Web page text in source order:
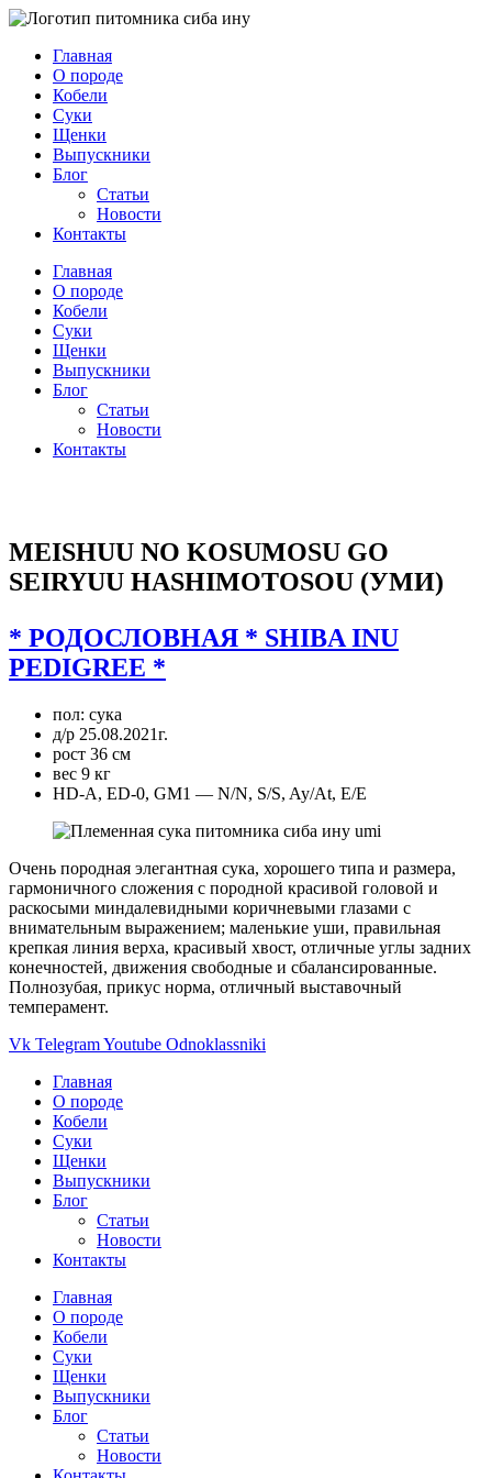
Главная
О породе
Кобели
Суки
Щенки
Выпускники
Блог
Статьи
Новости
Контакты
Главная
О породе
Кобели
Суки
Щенки
Выпускники
Блог
Статьи
Новости
Контакты
MEISHUU NO KOSUMOSU GO
SEIRYUU HASHIMOTOSOU (УМИ)
* РОДОСЛОВНАЯ * SHIBA INU
PEDIGREE *
пол: сука
д/р 25.08.2021г.
рост 36 см
вес 9 кг
HD-A, ED-0, GM1 — N/N, S/S, Ay/At, E/E
Очень породная элегантная сука, хорошего типа и размера,
гармоничного сложения с породной красивой головой и
раскосыми миндалевидными коричневыми глазами с
внимательным выражением; маленькие уши, правильная
крепкая линия верха, красивый хвост, отличные углы задних
конечностей, движения свободные и сбалансированные.
Полнозубая, прикус норма, отличный выставочный
темперамент.
Vk TelegramYoutube Odnoklassniki
Главная
О породе
Кобели
Суки
Щенки
Выпускники
Блог
Статьи
Новости
Контакты
Главная
О породе
Кобели
Суки
Щенки
Выпускники
Блог
Статьи
Новости